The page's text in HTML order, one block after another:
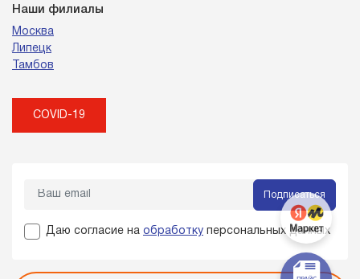
Наши филиалы
Москва
Липецк
Тамбов
COVID-19
Подписаться
Даю согласие на обработку персональных данных